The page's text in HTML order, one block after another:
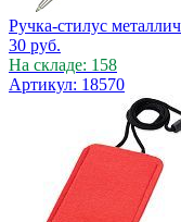
Ручка-стилус
30 руб.
На складе: 158
Артикул: 18570